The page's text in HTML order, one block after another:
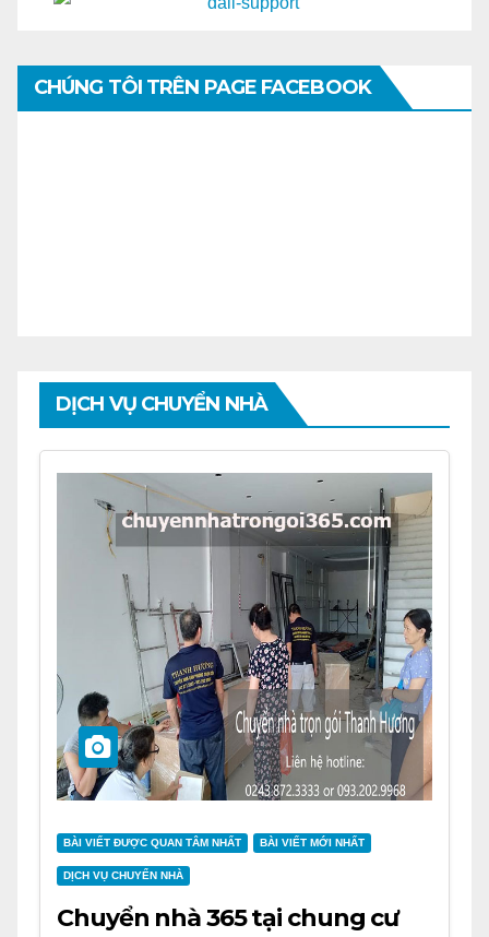
CHÚNG TÔI TRÊN PAGE FACEBOOK
DỊCH VỤ CHUYỂN NHÀ
BÀI VIẾT ĐƯỢC QUAN TÂM NHẤT BÀI VIẾT MỚI NHẤT
DỊCH VỤ CHUYỂN NHÀ
Chuyển nhà 365 tại chung cư